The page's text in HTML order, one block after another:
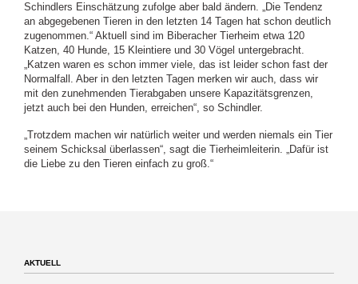
Schindlers Einschätzung zufolge aber bald ändern. „Die Tendenz
an abgegebenen Tieren in den letzten 14 Tagen hat schon deutlich
zugenommen.“ Aktuell sind im Biberacher Tierheim etwa 120
Katzen, 40 Hunde, 15 Kleintiere und 30 Vögel untergebracht.
„Katzen waren es schon immer viele, das ist leider schon fast der
Normalfall. Aber in den letzten Tagen merken wir auch, dass wir
mit den zunehmenden Tierabgaben unsere Kapazitätsgrenzen,
jetzt auch bei den Hunden, erreichen“, so Schindler.
„Trotzdem machen wir natürlich weiter und werden niemals ein Tier
seinem Schicksal überlassen“, sagt die Tierheimleiterin. „Dafür ist
die Liebe zu den Tieren einfach zu groß.“
AKTUELL